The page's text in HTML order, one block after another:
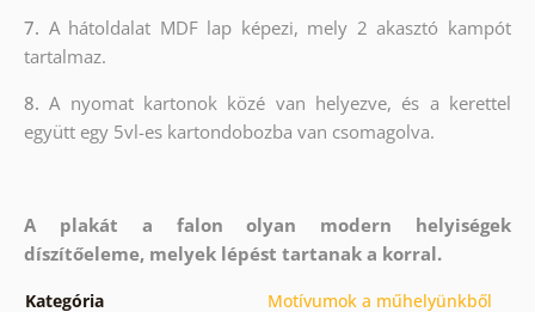
7. A hátoldalat MDF lap képezi, mely 2 akasztó kampót
tartalmaz.
8.A nyomat kartonok közé van helyezve, és a kerettel
együtt egy 5vl-es kartondobozba van csomagolva.
A plakát a falon olyan modern helyiségek
díszítőeleme, melyek lépést tartanak a korral.
Kategória Motívumok a műhelyünkből